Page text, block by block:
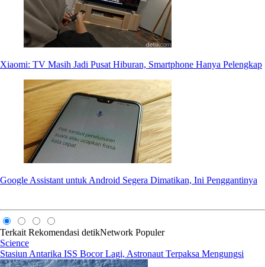
Xiaomi: TV Masih Jadi Pusat Hiburan, Smartphone Hanya Pelengkap
Google Assistant untuk Android Segera Dimatikan, Ini Penggantinya
Terkait Rekomendasi detikNetwork Populer
Science
Stasiun Antarika ISS Bocor Lagi, Astronaut Terpaksa Mengungsi